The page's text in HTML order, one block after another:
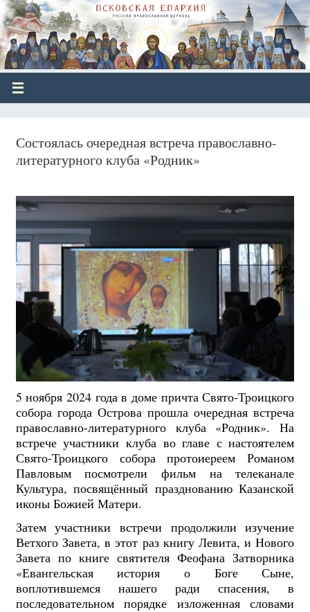
Состоялась очередная встреча православно-
литературного клуба «Родник»
5 ноября 2024 года в доме причта Свято-Троицкого
собора города Острова прошла очередная встреча
православно-литературного клуба «Родник». На
встрече участники клуба во главе с настоятелем
Свято-Троицкого собора протоиереем Романом
Павловым посмотрели фильм на телеканале
Культура, посвящённый празднованию Казанской
иконы Божией Матери.
Затем участники встречи продолжили изучение
Ветхого Завета, в этот раз книгу Левита, и Нового
Завета по книге святителя Феофана Затворника
«Евангельская история о Боге Сыне,
воплотившемся нашего ради спасения, в
последовательном порядке изложенная словами